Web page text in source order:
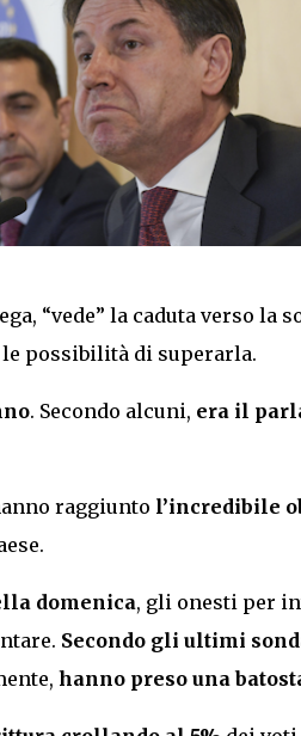
“vede” la caduta verso la
le possibilità di superarla.
. Secondo alcuni, era il
raggiunto l’incredibile
domenica, gli onesti per
Secondo gli ultimi
hanno preso una